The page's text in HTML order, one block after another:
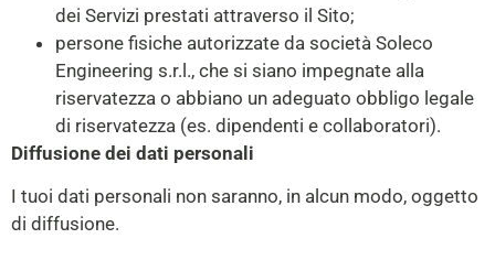
dei Servizi prestati attraverso il Sito;
persone fisiche autorizzate da società Soleco
Engineering s.r.l., che si siano impegnate alla
riservatezza o abbiano un adeguato obbligo legale
di riservatezza (es. dipendenti e collaboratori).
Diffusione dei dati personali
I tuoi dati personali non saranno, in alcun modo, oggetto
di diffusione.